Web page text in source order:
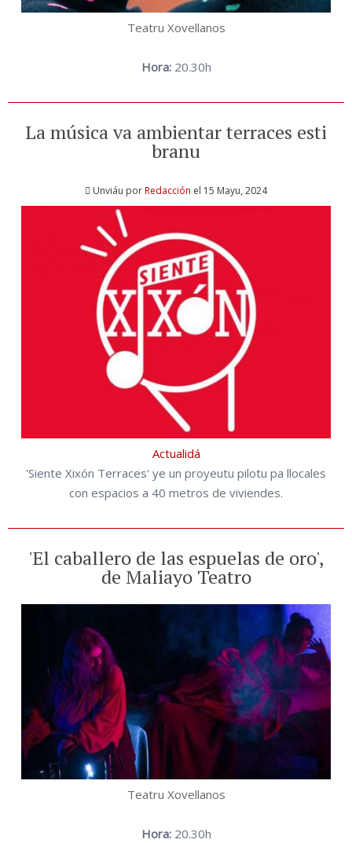
Teatru Xovellanos
Hora:20.30h
La música va ambientar terraces esti
branu
Unviáu porRedacción el 15 Mayu, 2024
Actualidá
'Siente Xixón Terraces' ye un proyeutu pilotu pa llocales
con espacios a 40 metros de viviendes.
'El caballero de las espuelas de oro',
de Maliayo Teatro
Teatru Xovellanos
Hora:20.30h